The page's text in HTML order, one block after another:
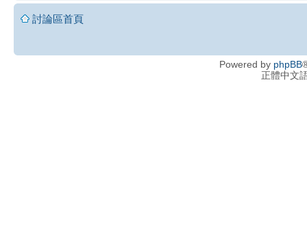
討論區首頁
Powered by phpBB
正體中文